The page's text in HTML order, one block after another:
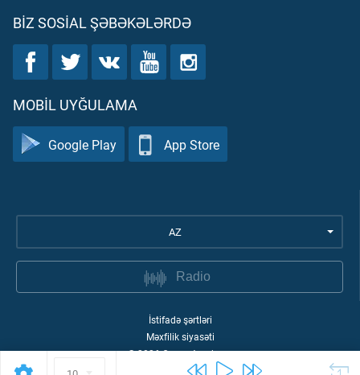
BIZ SOSIAL ŞƏBƏKƏLƏRDƏ
MOBIL UYĞULAMA
Google Play App Store
AZ
Radio
İstifadə şərtləri
Məxfilik siyasəti
©2026Quran Academy